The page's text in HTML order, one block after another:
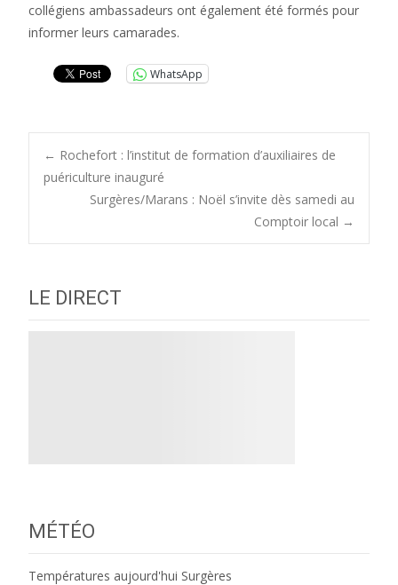
collégiens ambassadeurs ont également été formés pour
informer leurs camarades.
WhatsApp
Post
navigation
← Rochefort : l’institut de formation d’auxiliaires de
puériculture inauguré
Surgères/Marans : Noël s’invite dès samedi au
Comptoir local →
LE DIRECT
MÉTÉO
Températures aujourd'hui Surgères